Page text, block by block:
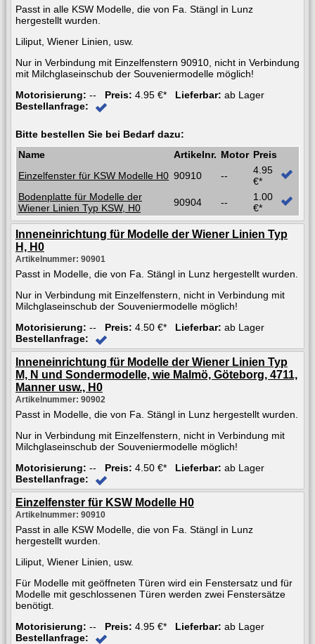
Passt in alle KSW Modelle, die von Fa. Stängl in Lunz
hergestellt wurden.
Liliput, Wiener Linien, usw.
Nur in Verbindung mit Einzelfenstern 90910, nicht in Verbindung
mit Milchglaseinschub der Souveniermodelle möglich!
Motorisierung: -- Preis: 4.95 €* Lieferbar: ab Lager
Bestellanfrage:
Bitte bestellen Sie bei Bedarf dazu:
Name
Artikelnr. Motor Preis
Einzelfenster für KSW Modelle H0 90910 --
4.95
€*
Bodenplatte für Modelle der
Wiener Linien Typ KSW, H0
90904 --
1.00
€*
Inneneinrichtung für Modelle der Wiener Linien Typ
H, H0
Artikelnummer: 90901
Passt in Modelle, die von Fa. Stängl in Lunz hergestellt wurden.
Nur in Verbindung mit Einzelfenstern, nicht in Verbindung mit
Milchglaseinschub der Souveniermodelle möglich!
Motorisierung: -- Preis: 4.50 €* Lieferbar: ab Lager
Bestellanfrage:
Inneneinrichtung für Modelle der Wiener Linien Typ
M, N und Sondermodelle, wie Malmö, Göteborg, 4711,
Manner usw., H0
Artikelnummer: 90902
Passt in Modelle, die von Fa. Stängl in Lunz hergestellt wurden.
Nur in Verbindung mit Einzelfenstern, nicht in Verbindung mit
Milchglaseinschub der Souveniermodelle möglich!
Motorisierung: -- Preis: 4.50 €* Lieferbar: ab Lager
Bestellanfrage:
Einzelfenster für KSW Modelle H0
Artikelnummer: 90910
Passt in alle KSW Modelle, die von Fa. Stängl in Lunz
hergestellt wurden.
Liliput, Wiener Linien, usw.
Für Modelle mit geöffneten Türen wird ein Fenstersatz und für
Modelle mit geschlossenen Türen werden zwei Fenstersätze
benötigt.
Motorisierung: -- Preis: 4.95 €* Lieferbar: ab Lager
Bestellanfrage: